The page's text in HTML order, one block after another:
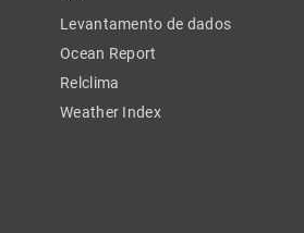
Levantamento de dados
Ocean Report
Relclima
Weather Index